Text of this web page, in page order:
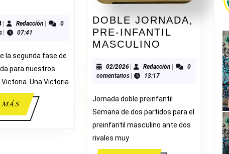
30
EL
01/2024
| Redacción Redacción
|
0
| 07:41
la segunda fase de
para nuestros
Una Victoria
LEER
MÁS
DOBLE JORNADA,
PRE-INFANTIL
MASCULINO
PRE-
MASCULINO
02/202602/2026
| Redacción Redacción
|
0
comentarios | 13:17
Jornada doble preinfantil
Semana de dos partidos para el
preinfantil masculino ante dos
rivales muy